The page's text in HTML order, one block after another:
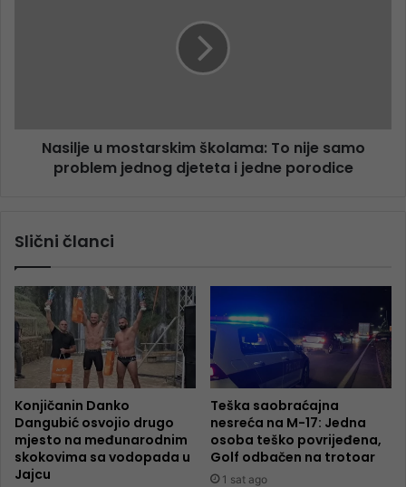
Nasilje u mostarskim školama: To nije samo
problem jednog djeteta i jedne porodice
Slični članci
Konjičanin Danko
Dangubić osvojio drugo
mjesto na međunarodnim
skokovima sa vodopada u
Jajcu
Teška saobraćajna
nesreća na M-17: Jedna
osoba teško povrijeđena,
Golf odbačen na trotoar
1 sat ago